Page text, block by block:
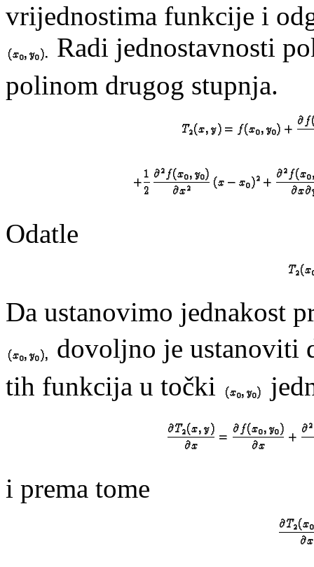
vrijednostima funkcije i
Radi jednostavnosti
polinom drugog stupnja.
Odatle
Da ustanovimo jednakost
dovoljno je ustanoviti
tih funkcija u točki
i prema tome